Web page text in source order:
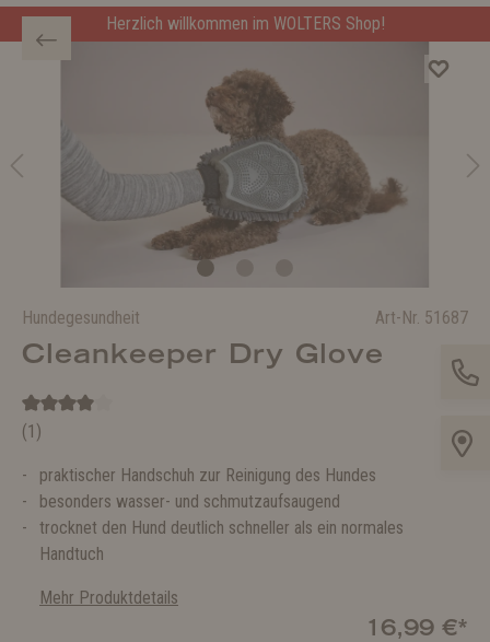
Herzlich willkommen im WOLTERS Shop!
Hundegesundheit Art-Nr. 51687
Cleankeeper Dry Glove
(1)
praktischer Handschuh zur Reinigung des Hundes
besonders wasser- und schmutzaufsaugend
trocknet den Hund deutlich schneller als ein normales
Handtuch
Mehr Produktdetails
16,99 €*